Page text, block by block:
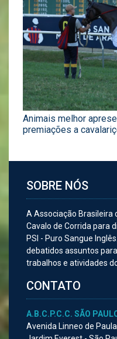
Animais melhor
premiações a
SOBRE NÓS
A Associação Brasileira
Cavalo de Corrida para
PSI - Puro Sangue
debatidos assuntos
trabalhos e atividades
CONTATO
A.B.C.P.C.C. SÃO
Avenida Linneo de